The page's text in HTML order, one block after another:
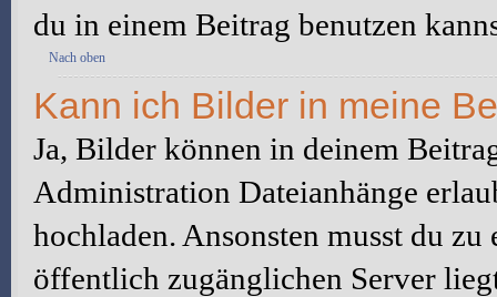
du in einem Beitrag benutzen
Nach oben
Kann ich Bilder in meine
Ja, Bilder können in deinem
Administration Dateianhänge
hochladen. Ansonsten musst du
öffentlich zugänglichen Server